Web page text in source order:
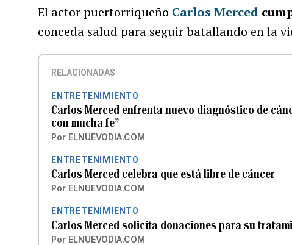
El actor puertorriqueño Carlos Merced
conceda salud para seguir batallando en la
RELACIONADAS
ENTRETENIMIENTO
Carlos Merced enfrenta nuevo diagnóstico de
con mucha fe”
Por ELNUEVODIA.COM
ENTRETENIMIENTO
Carlos Merced celebra que está libre de cáncer
Por ELNUEVODIA.COM
ENTRETENIMIENTO
Carlos Merced solicita donaciones para su
Por ELNUEVODIA.COM